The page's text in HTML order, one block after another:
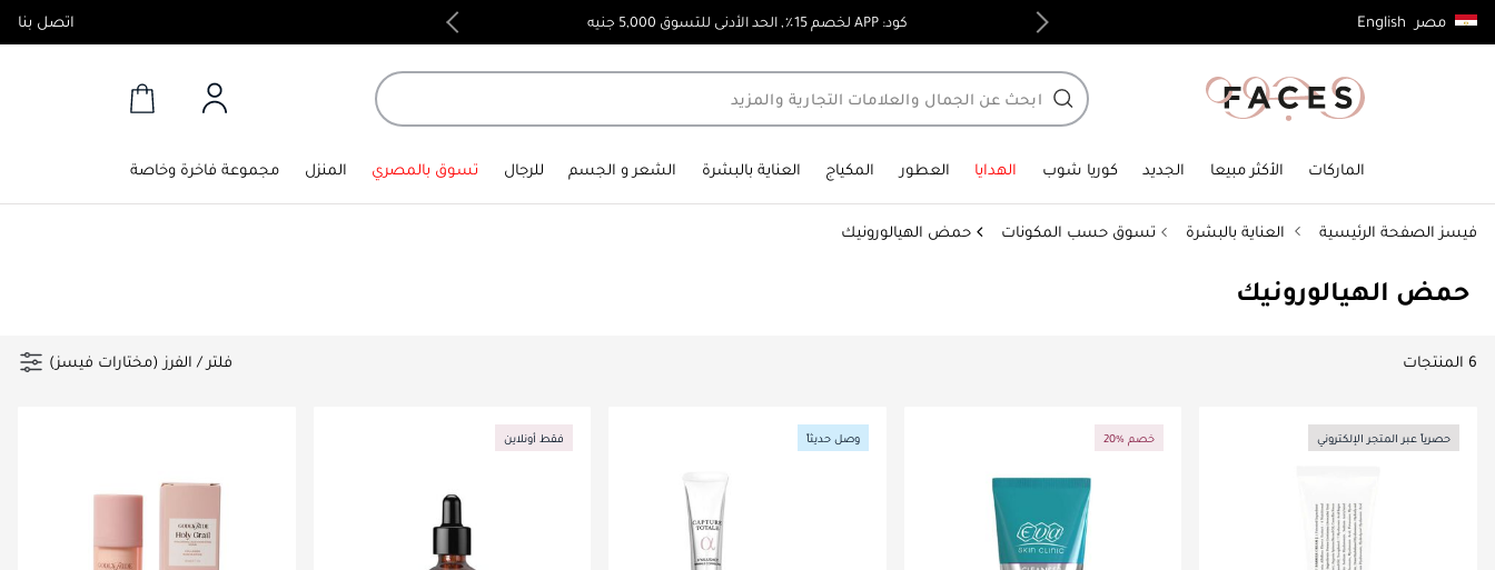
مصر English اتصل بنا كود: APP لخصم 15٪, الحد الأدنى للتسوق 5,000 جنيه توصيل مجاني لجميع الطلبات فوق 4,000ج.م
الماركات الأكثر مبيعا الجديد كوريا شوب الهدايا العطور المكياج العناية بالبشرة الشعر و الجسم للرجال تسوق بالمصري المنزل مجموعة فاخرة وخاصة
فيسز الصفحة الرئيسية العناية بالبشرة تسوق حسب المكونات حمض الهيالورونيك
حمض الهيالورونيك
6 المنتجات فلتر / الفرز (مختارات فيسز)
حصرياً عبر المتجر الإلكتروني 20% خصم وصل حديثاً فقط أونلاين